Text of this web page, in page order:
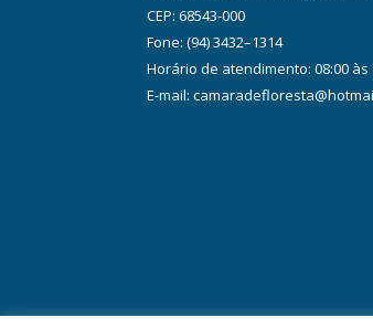
CEP: 68543-000
Fone: (94) 3432–1314
Horário de atendimento: 08:00 às
E-mail: